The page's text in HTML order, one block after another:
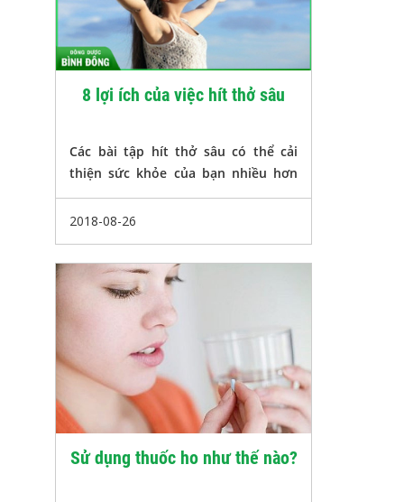
8 lợi ích của việc hít thở sâu
Các bài tập hít thở sâu có thể cải
thiện sức khỏe của bạn nhiều hơn
bạn tưởng. Hơi thở điều khiển được
cảm xúc, hoặc ngược lại.
2018-08-26
Sử dụng thuốc ho như thế nào?